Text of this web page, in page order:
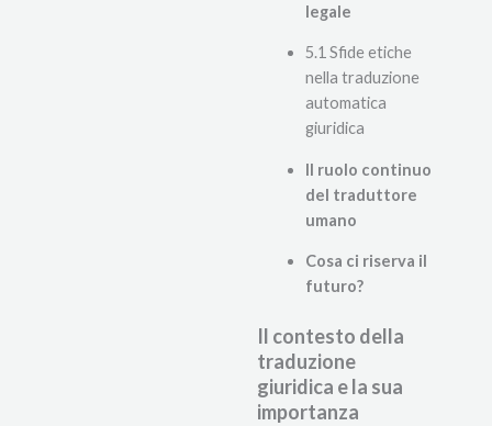
legale
5.1 Sfide etiche
nella traduzione
automatica
giuridica
Il ruolo continuo
del traduttore
umano
Cosa ci riserva il
futuro?
Il contesto della
traduzione
giuridica e la sua
importanza